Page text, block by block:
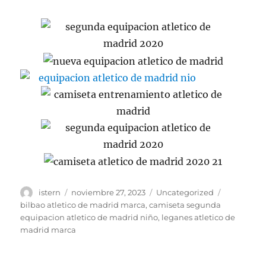
Autor
istern
Publicado
el
noviembre 27, 2023 Categorías
Uncategorized
bilbao atletico de madrid marca,camiseta segunda
equipacion atletico de madrid niño, leganes atletico de
madrid marca